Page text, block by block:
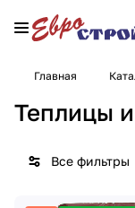
Главная
Теплицы
Все фильтры